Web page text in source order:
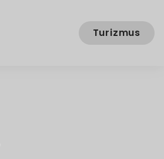
Turizmus